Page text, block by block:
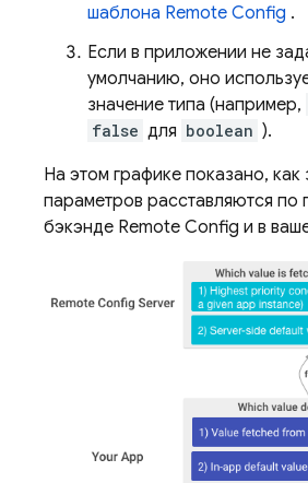
шаблона Remote Config .
Если в приложении не
умолчанию, оно
значение типа (например,
false для boolean ).
На этом графике показано, как
параметров расставляются по
бэкэнде Remote Config и в